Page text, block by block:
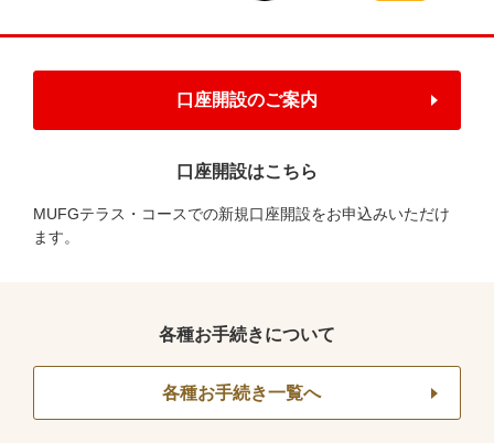
口座開設のご案内
口座開設はこちら
MUFGテラス・コースでの新規口座開設をお申込みいただけ
ます。
各種お手続きについて
各種お手続き一覧へ